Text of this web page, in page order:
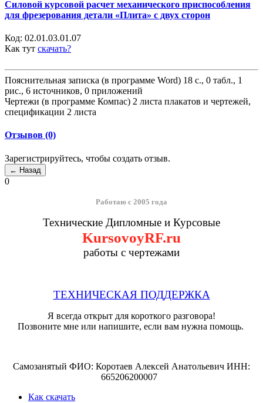
Силовой курсовой расчет механического приспособления
для фрезерования детали «Плита» с двух сторон
Код: 02.01.03.01.07
Как тут скачать?
Пояснительная записка (в программе Word) 18 с., 0 табл., 1
рис., 6 источников, 0 приложений
Чертежи (в программе Компас) 2 листа плакатов и чертежей,
спецификации 2 листа
Отзывов (0)
Зарегистрируйтесь, чтобы создать отзыв.
0
Работаю с 2005 года
Технические Дипломные и Курсовые
KursovoyRF.ru
работы с чертежами
ТЕХНИЧЕСКАЯ ПОДДЕРЖКА
Я всегда открыт для короткого разговора!
Позвоните мне или напишите, если вам нужна помощь.
Самозанятый ФИО: Коротаев Алексей Анатольевич ИНН:
665206200007
Как скачать